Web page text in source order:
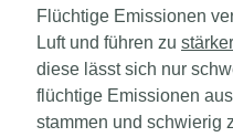
Flüchtige Emissionen
Luft und führen zu
diese lässt sich nur
flüchtige Emissionen
stammen und schwierig